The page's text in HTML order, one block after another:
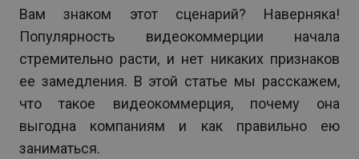
Вам знаком этот сценарий? Наверняка!
Популярность видеокоммерции начала
стремительно расти, и нет никаких признаков
ее замедления. В этой статье мы расскажем,
что такое видеокоммерция, почему она
выгодна компаниям и как правильно ею
заниматься.